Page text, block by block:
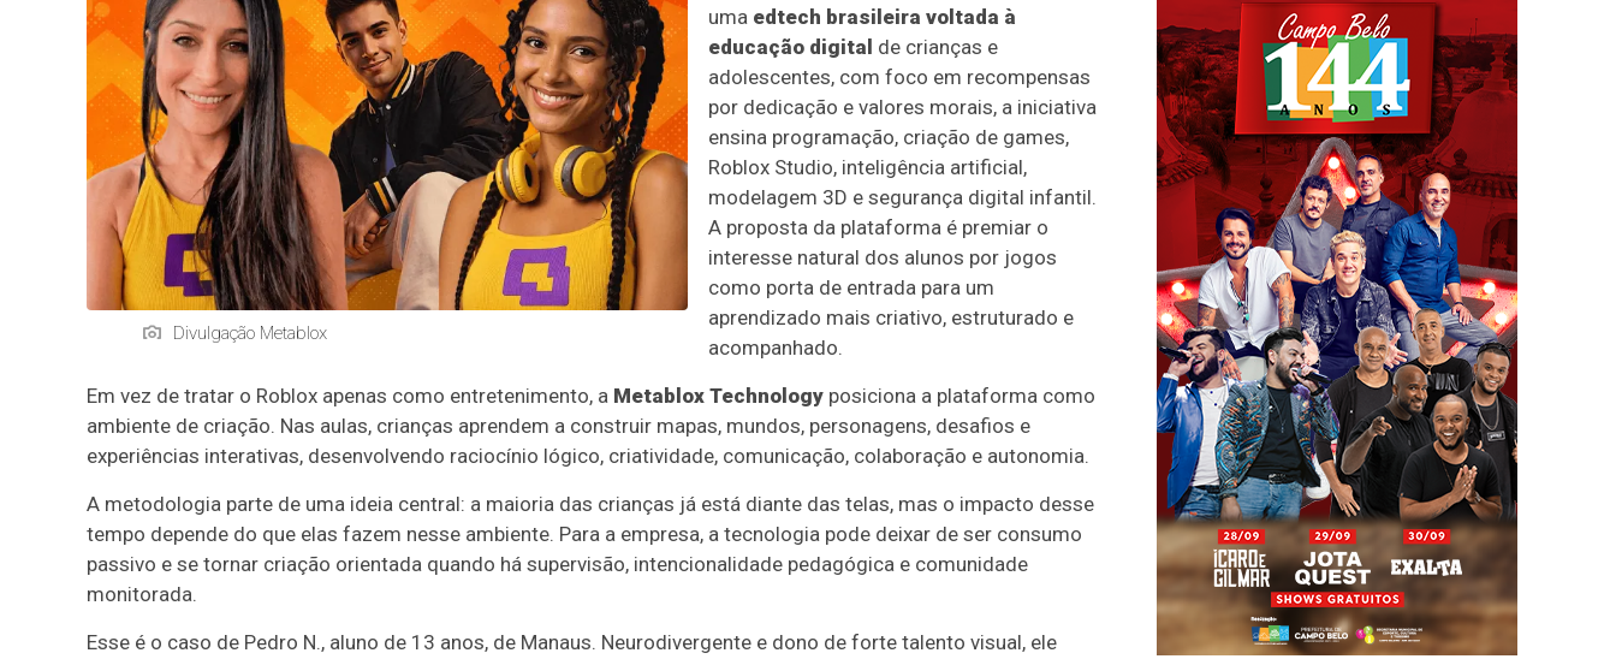
Divulgação Metablox
uma edtech brasileira voltada à
educação digital de crianças e
adolescentes, com foco em recompensas
por dedicação e valores morais, a iniciativa
ensina programação, criação de games,
Roblox Studio, inteligência artificial,
modelagem 3D e segurança digital infantil.
A proposta da plataforma é premiar o
interesse natural dos alunos por jogos
como porta de entrada para um
aprendizado mais criativo, estruturado e
acompanhado.
Em vez de tratar o Roblox apenas como entretenimento, a Metablox Technology posiciona a plataforma como
ambiente de criação. Nas aulas, crianças aprendem a construir mapas, mundos, personagens, desafios e
experiências interativas, desenvolvendo raciocínio lógico, criatividade, comunicação, colaboração e autonomia.
A metodologia parte de uma ideia central: a maioria das crianças já está diante das telas, mas o impacto desse
tempo depende do que elas fazem nesse ambiente. Para a empresa, a tecnologia pode deixar de ser consumo
passivo e se tornar criação orientada quando há supervisão, intencionalidade pedagógica e comunidade
monitorada.
Esse é o caso de Pedro N., aluno de 13 anos, de Manaus. Neurodivergente e dono de forte talento visual, ele